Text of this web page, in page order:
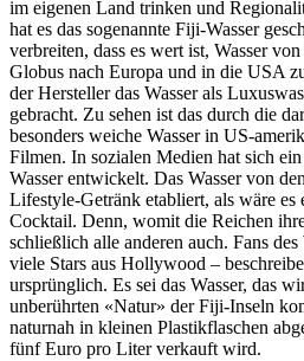
im eigenen Land trinken und
hat es das sogenannte Fiji-Wasser
verbreiten, dass es wert ist, Wasser
Globus nach Europa und in die USA
der Hersteller das Wasser als
gebracht. Zu sehen ist das durch die
besonders weiche Wasser in US-
Filmen. In sozialen Medien hat sich
Wasser entwickelt. Das Wasser von
Lifestyle-Getränk etabliert, als wäre es
Cocktail. Denn, womit die Reichen
schließlich alle anderen auch. Fans des
viele Stars aus Hollywood –
ursprünglich. Es sei das Wasser, das
unberührten «Natur» der Fiji-Inseln
naturnah in kleinen Plastikflaschen
fünf Euro pro Liter verkauft wird.